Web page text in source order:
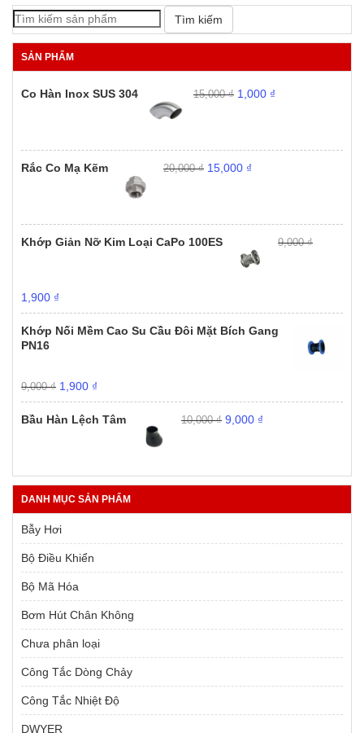
Tìm kiếm
SẢN PHẨM
Co Hàn Inox SUS 304 15,000₫
gốc
1,000 ₫
Rắc Co Mạ Kẽm
20,000₫
gốc
15,000 ₫
Khớp Giản Nỡ Kim Loại CaPo 100ES
9,000₫
Giá
gốc
là:
9,000 ₫.
1,900 ₫
hiện
tại
Khớp Nối Mềm Cao Su Cầu Đôi Mặt Bích Gang
PN16
9,000₫ Giá
gốc
9,000 ₫.
1,900 ₫
hiện
tại
Bầu Hàn Lệch Tâm 10,000₫
gốc
9,000 ₫
DANH MỤC SẢN PHẨM
Bẫy Hơi
Bộ Điều Khiển
Bộ Mã Hóa
Bơm Hút Chân Không
Chưa phân loại
Công Tắc Dòng Chảy
Công Tắc Nhiệt Độ
DWYER